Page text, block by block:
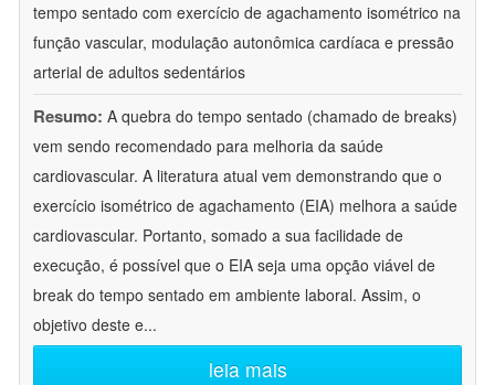
tempo sentado com exercício de agachamento isométrico na
função vascular, modulação autonômica cardíaca e pressão
arterial de adultos sedentários
Resumo: A quebra do tempo sentado (chamado de breaks)
vem sendo recomendado para melhoria da saúde
cardiovascular. A literatura atual vem demonstrando que o
exercício isométrico de agachamento (EIA) melhora a saúde
cardiovascular. Portanto, somado a sua facilidade de
execução, é possível que o EIA seja uma opção viável de
break do tempo sentado em ambiente laboral. Assim, o
objetivo deste e...
leia mais